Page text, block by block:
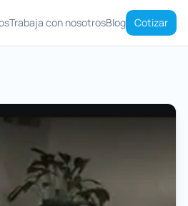
Trabaja con nosotrosBlog Cotizar